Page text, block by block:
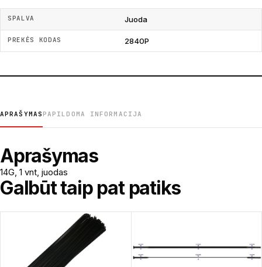
SPALVA Juoda
PREKĖS KODAS 2840P
APRAŠYMAS PAPILDOMA INFORMACIJA
Aprašymas
14G, 1 vnt, juodas
Galbūt taip pat patiks